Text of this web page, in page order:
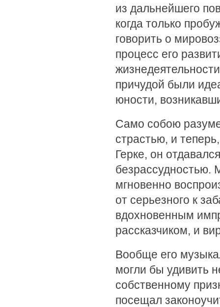
из дальнейшего
когда только
говорить о
процесс его
причудой были
юности,
Само собою
страстью, и
Герке, он
безрассудностью.
мгновенно
от серьезного к
вдохновенным
рассказчиком, и
Вообще его
могли бы удивить
собственному
посещал